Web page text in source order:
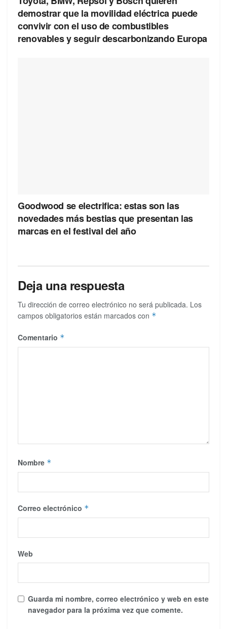
demostrar que la movilidad eléctrica puede
convivir con el uso de combustibles
renovables y seguir descarbonizando Europa
Goodwood se electrifica: estas son las
novedades más bestias que presentan las
marcas en el festival del año
Deja una respuesta
Tu dirección de correo electrónico no será publicada. Los
campos obligatorios están marcados con *
Comentario *
Nombre *
Correo electrónico *
Web
Guarda mi nombre, correo electrónico y web en este
navegador para la próxima vez que comente.